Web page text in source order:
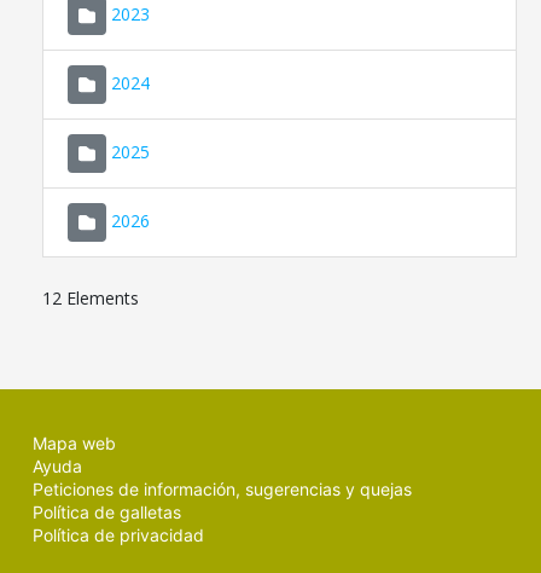
2023
2024
2025
2026
12 Elements
Mapa web
Ayuda
Peticiones de información, sugerencias y quejas
Política de galletas
Política de privacidad